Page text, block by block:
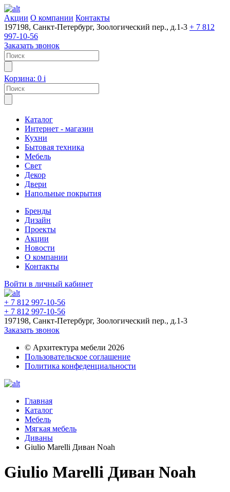
Акции О компании Контакты
197198, Санкт-Петербург, Зоологический пер., д.1-3 + 7 812
997-10-56
Заказать звонок
Корзина: 0 i
Каталог
Интернет - магазин
Кухни
Бытовая техника
Мебель
Свет
Декор
Двери
Напольные покрытия
Бренды
Дизайн
Проекты
Акции
Новости
О компании
Контакты
Войти в личный кабинет
+ 7 812 997-10-56
+ 7 812 997-10-56
197198, Санкт-Петербург, Зоологический пер., д.1-3
Заказать звонок
© Архитектура мебели 2026
Пользовательское соглашение
Политика конфеденциальности
Главная
Каталог
Мебель
Мягкая мебель
Диваны
Giulio Marelli Диван Noah
Giulio Marelli Диван Noah